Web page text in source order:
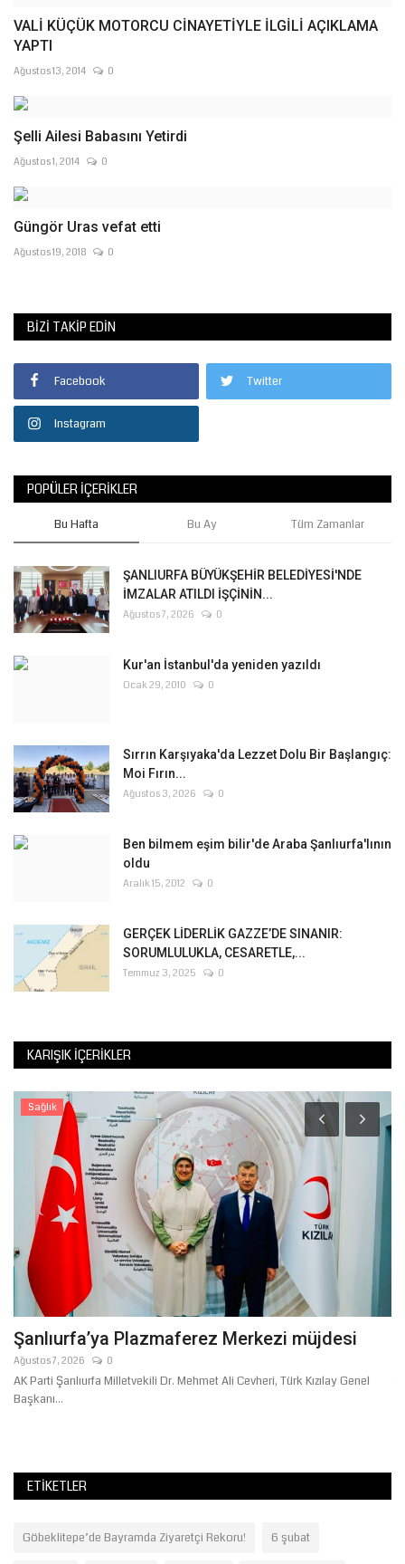
VALİ KÜÇÜK MOTORCU CİNAYETİYLE İLGİLİ AÇIKLAMA
YAPTI
Ağustos 13, 2014 0
Şelli Ailesi Babasını Yetirdi
Ağustos 1, 2014 0
Güngör Uras vefat etti
Ağustos 19, 2018 0
BIZI TAKIP EDIN
Facebook Twitter
Instagram
POPÜLER İÇERIKLER
Bu Hafta Bu Ay Tüm Zamanlar
ŞANLIURFA BÜYÜKŞEHİR BELEDİYESİ'NDE
İMZALAR ATILDI İŞÇİNİN...
Ağustos 7, 2026 0
Kur'an İstanbul'da yeniden yazıldı
Ocak 29, 2010 0
Sırrın Karşıyaka'da Lezzet Dolu Bir Başlangıç:
Moi Fırın...
Ağustos 3, 2026 0
Ben bilmem eşim bilir'de Araba Şanlıurfa'lının
oldu
Aralık 15, 2012 0
GERÇEK LİDERLİK GAZZE’DE SINANIR:
SORUMLULUKLA, CESARETLE,...
Temmuz 3, 2025 0
KARIŞIK İÇERIKLER
Sağlık
Şanlıurfa’ya Plazmaferez Merkezi müjdesi
Ağustos 7, 2026 0
AK Parti Şanlıurfa Milletvekili Dr. Mehmet Ali Cevheri, Türk Kızılay Genel
Başkanı...
ETIKETLER
Göbeklitepe’de Bayramda Ziyaretçi Rekoru! 6 şubat